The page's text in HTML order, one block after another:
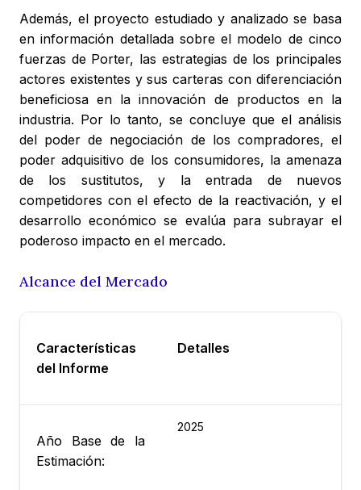
Además, el proyecto estudiado y analizado se basa
en información detallada sobre el modelo de cinco
fuerzas de Porter, las estrategias de los principales
actores existentes y sus carteras con diferenciación
beneficiosa en la innovación de productos en la
industria. Por lo tanto, se concluye que el análisis
del poder de negociación de los compradores, el
poder adquisitivo de los consumidores, la amenaza
de los sustitutos, y la entrada de nuevos
competidores con el efecto de la reactivación, y el
desarrollo económico se evalúa para subrayar el
poderoso impacto en el mercado.
Alcance del Mercado
Características
del Informe
Detalles
Año Base de la
Estimación:
2025